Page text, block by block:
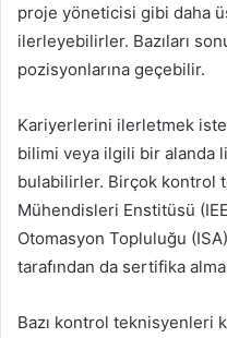
proje yöneticisi gibi daha
ilerleyebilirler. Bazıları
pozisyonlarına geçebilir.
Kariyerlerini ilerletmek
bilimi veya ilgili bir alanda
bulabilirler. Birçok kontrol
Mühendisleri Enstitüsü
Otomasyon Topluluğu
tarafından da sertifika
Bazı kontrol teknisyenleri